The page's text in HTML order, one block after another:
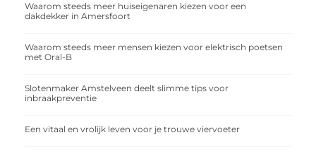
Waarom steeds meer huiseigenaren kiezen voor een
dakdekker in Amersfoort
Waarom steeds meer mensen kiezen voor elektrisch poetsen
met Oral-B
Slotenmaker Amstelveen deelt slimme tips voor
inbraakpreventie
Een vitaal en vrolijk leven voor je trouwe viervoeter